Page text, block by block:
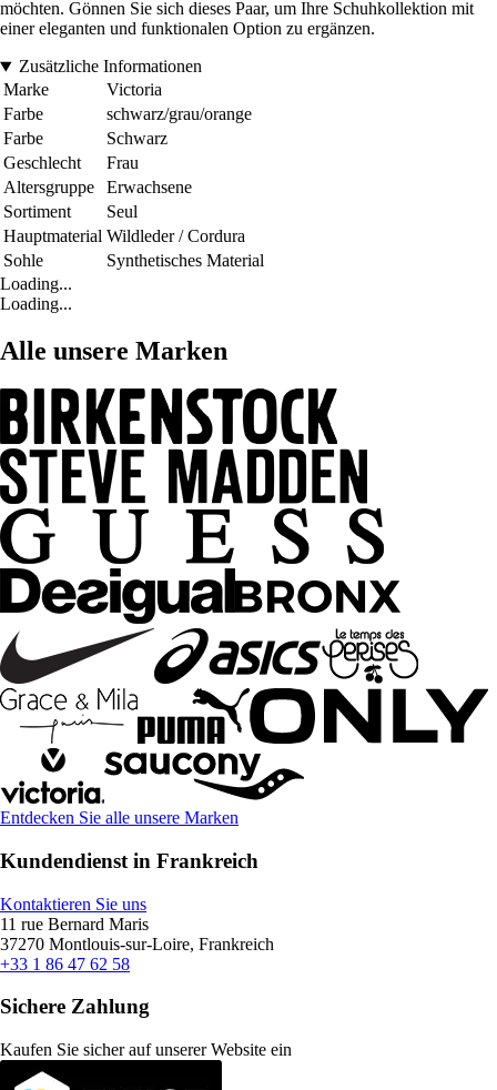
möchten. Gönnen Sie sich dieses Paar, um Ihre Schuhkollektion mit
einer eleganten und funktionalen Option zu ergänzen.
Zusätzliche Informationen
Marke
Victoria
Farbe
schwarz/grau/orange
Farbe
Schwarz
Geschlecht
Frau
Altersgruppe
Erwachsene
Sortiment
Seul
Hauptmaterial Wildleder / Cordura
Sohle
Synthetisches Material
Loading...
Loading...
Alle unsere Marken
Entdecken Sie alle unsere Marken
Kundendienst in Frankreich
Kontaktieren Sie uns
11 rue Bernard Maris
37270 Montlouis-sur-Loire, Frankreich
+33 1 86 47 62 58
Sichere Zahlung
Kaufen Sie sicher auf unserer Website ein